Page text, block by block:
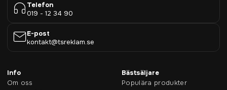
Telefon
019 - 12 34 90
E-post
kontakt@tsreklam.se
Info
Om oss
Bästsäljare
Populära produkter